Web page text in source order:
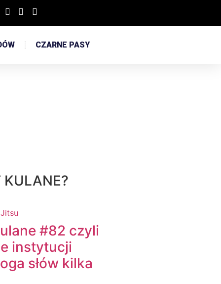
CZARNE PASY
KULANE?
#82 czyli
instytucji
słów kilka